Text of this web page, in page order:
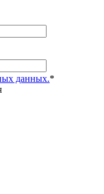
данных.*